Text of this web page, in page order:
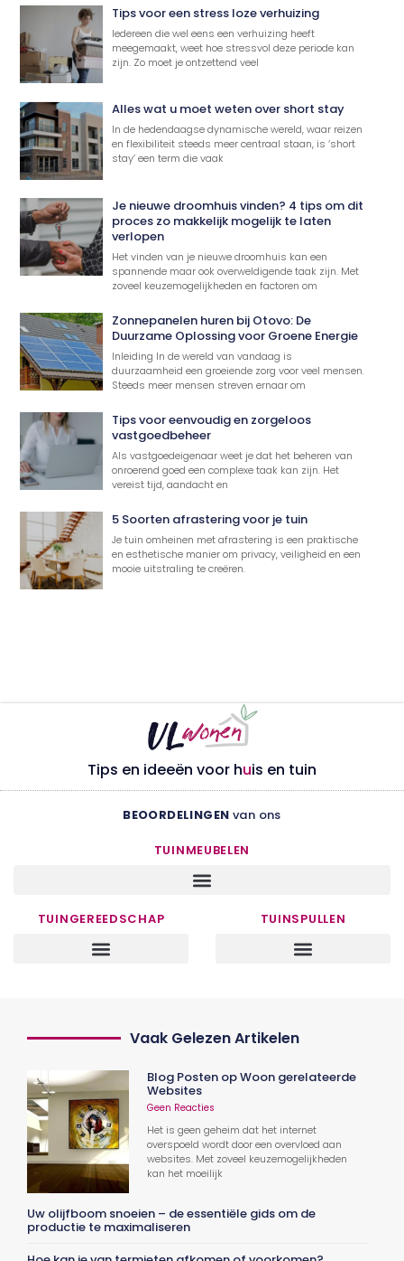
Tips voor een stress loze verhuizing
Iedereen die wel eens een verhuizing heeft
meegemaakt, weet hoe stressvol deze periode kan
zijn. Zo moet je ontzettend veel
Alles wat u moet weten over short stay
In de hedendaagse dynamische wereld, waar reizen
en flexibiliteit steeds meer centraal staan, is ‘short
stay’ een term die vaak
Je nieuwe droomhuis vinden? 4 tips om dit
proces zo makkelijk mogelijk te laten
verlopen
Het vinden van je nieuwe droomhuis kan een
spannende maar ook overweldigende taak zijn. Met
zoveel keuzemogelijkheden en factoren om
Zonnepanelen huren bij Otovo: De
Duurzame Oplossing voor Groene Energie
Inleiding In de wereld van vandaag is
duurzaamheid een groeiende zorg voor veel mensen.
Steeds meer mensen streven ernaar om
Tips voor eenvoudig en zorgeloos
vastgoedbeheer
Als vastgoedeigenaar weet je dat het beheren van
onroerend goed een complexe taak kan zijn. Het
vereist tijd, aandacht en
5 Soorten afrastering voor je tuin
Je tuin omheinen met afrastering is een praktische
en esthetische manier om privacy, veiligheid en een
mooie uitstraling te creëren.
Tips en ideeën voor huis en tuin
BEOORDELINGEN van ons
TUINMEUBELEN
TUINGEREEDSCHAP TUINSPULLEN
Vaak Gelezen Artikelen
Blog Posten op Woon gerelateerde
Websites
Geen Reacties
Het is geen geheim dat het internet
overspoeld wordt door een overvloed aan
websites. Met zoveel keuzemogelijkheden
kan het moeilijk
Uw olijfboom snoeien – de essentiële gids om de
productie te maximaliseren